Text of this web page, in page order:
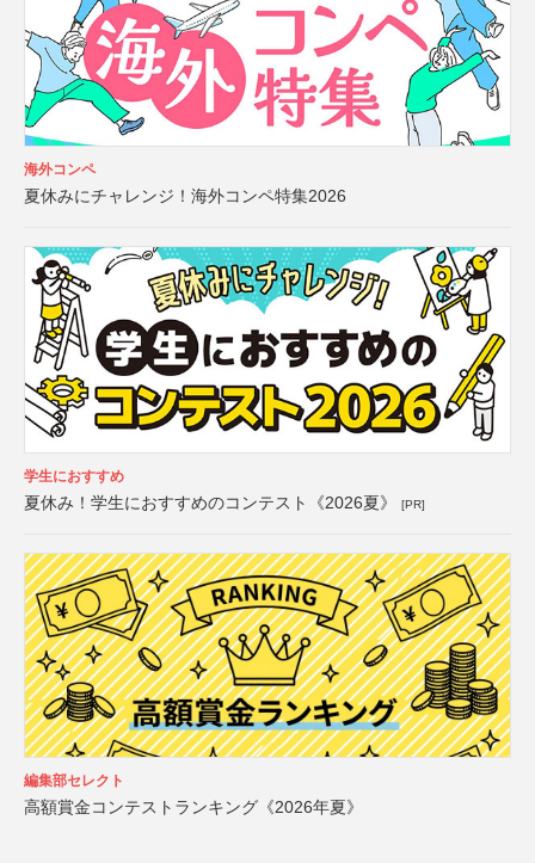
海外コンペ
夏休みにチャレンジ！海外コンペ特集2026
学生におすすめ
夏休み！学生におすすめのコンテスト《2026夏》 [PR]
編集部セレクト
高額賞金コンテストランキング《2026年夏》